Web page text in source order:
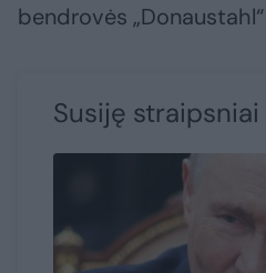
bendrovės
Susiję straipsniai